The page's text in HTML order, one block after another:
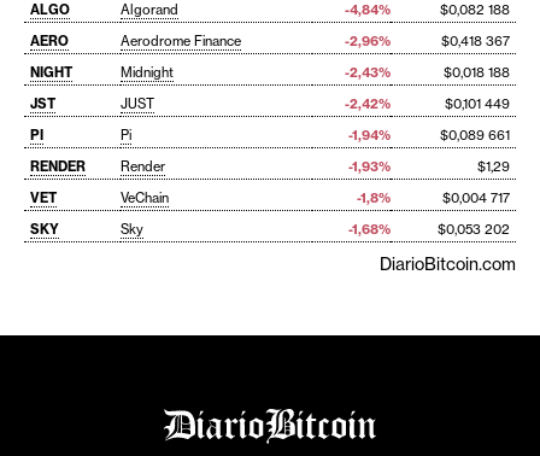
ALGO
Algorand -4,84%
$0,082 188
AERO
Aerodrome Finance -2,96%
$0,418 367
NIGHT
Midnight -2,43%
$0,018 188
JST
JUST -2,42%
$0,101 449
PI
Pi -1,94%
$0,089 661
RENDER
Render -1,93%
$1,29
VET
VeChain -1,8%
$0,004 717
SKY
Sky -1,68% $0,053 202
DiarioBitcoin.com